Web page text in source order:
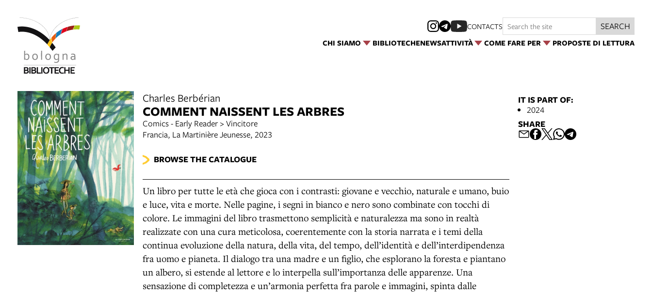
CHI SIAMO BIBLIOTECHENEWSATTIVITÀ COME FARE PER PROPOSTE DI LETTURA
CONTACTS SEARCH
Charles Berbérian
COMMENT NAISSENT LES ARBRES
Comics - Early Reader > Vincitore
Francia, La Martinière Jeunesse, 2023
BROWSE THE CATALOGUE
Un libro per tutte le età che gioca con i contrasti: giovane e vecchio, naturale e umano, buio
e luce, vita e morte. Nelle pagine, i segni in bianco e nero sono combinate con tocchi di
colore. Le immagini del libro trasmettono semplicità e naturalezza ma sono in realtà
realizzate con una cura meticolosa, coerentemente con la storia narrata e i temi della
continua evoluzione della natura, della vita, del tempo, dell’identità e dell’interdipendenza
fra uomo e pianeta. Il dialogo tra una madre e un figlio, che esplorano la foresta e piantano
un albero, si estende al lettore e lo interpella sull’importanza delle apparenze. Una
sensazione di completezza e un’armonia perfetta fra parole e immagini, spinta dalle
IT IS PART OF:
2024
SHARE